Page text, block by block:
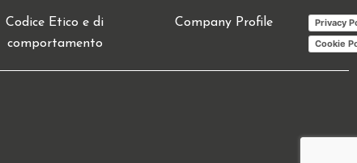
Codice Etico e di
comportamento
Company Profile
Privacy
Cookie